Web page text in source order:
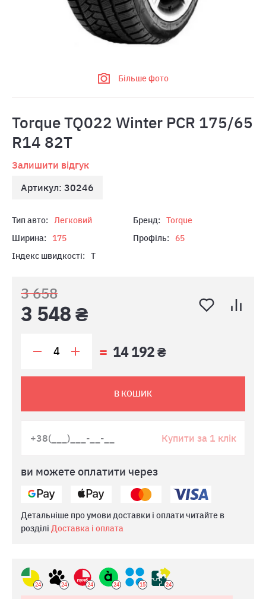
Більше фото
Torque TQ022 Winter PCR 175/65
R14 82T
Залишити відгук
Артикул: 30246
Тип авто: Легковий Бренд:
Torque
Ширина:
175 Профіль:
65
Індекс швидкості:
T
3 658
3 548 ₴
14 192 ₴
В КОШИК
Купити за 1 клік
ви можете оплатити через
Детальніше про умови доставки і оплати читайте в
розділі Доставка і оплата
24 24 24 24 15 24